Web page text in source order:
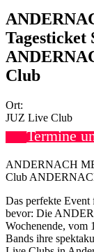
Tagesticket
Club
Ort:
JUZ Live Club
Termine
ANDERNACH
Club
Das perfekte
bevor: Die
Wochenende, vom
Bands ihre